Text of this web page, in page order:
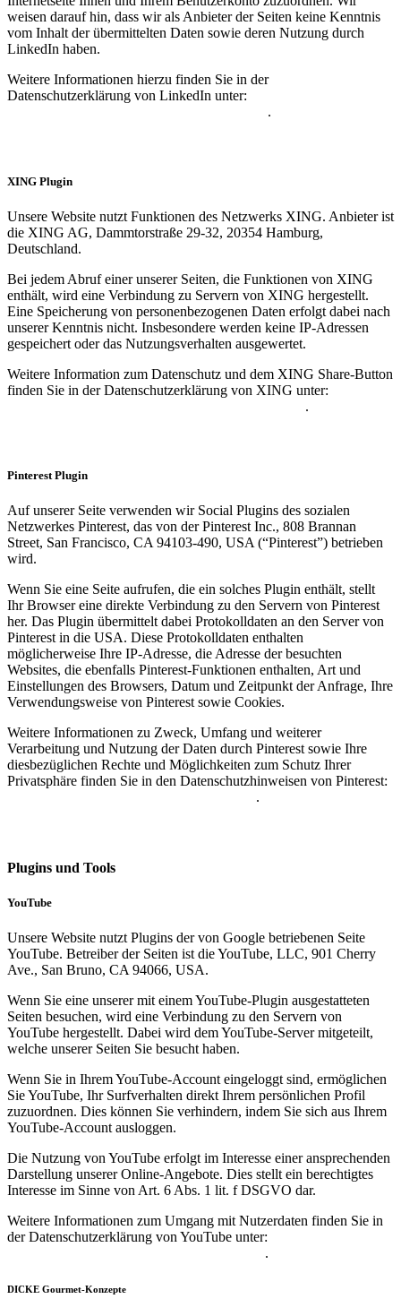
weisen darauf hin, dass wir als Anbieter der Seiten keine Kenntnis
vom Inhalt der übermittelten Daten sowie deren Nutzung durch
LinkedIn haben.
Weitere Informationen hierzu finden Sie in der
Datenschutzerklärung von LinkedIn unter:
.
XING Plugin
Unsere Website nutzt Funktionen des Netzwerks XING. Anbieter ist
die XING AG, Dammtorstraße 29-32, 20354 Hamburg,
Deutschland.
Bei jedem Abruf einer unserer Seiten, die Funktionen von XING
enthält, wird eine Verbindung zu Servern von XING hergestellt.
Eine Speicherung von personenbezogenen Daten erfolgt dabei nach
unserer Kenntnis nicht. Insbesondere werden keine IP-Adressen
gespeichert oder das Nutzungsverhalten ausgewertet.
Weitere Information zum Datenschutz und dem XING Share-Button
finden Sie in der Datenschutzerklärung von XING unter:
.
Pinterest Plugin
Auf unserer Seite verwenden wir Social Plugins des sozialen
Netzwerkes Pinterest, das von der Pinterest Inc., 808 Brannan
Street, San Francisco, CA 94103-490, USA (“Pinterest”) betrieben
wird.
Wenn Sie eine Seite aufrufen, die ein solches Plugin enthält, stellt
Ihr Browser eine direkte Verbindung zu den Servern von Pinterest
her. Das Plugin übermittelt dabei Protokolldaten an den Server von
Pinterest in die USA. Diese Protokolldaten enthalten
möglicherweise Ihre IP-Adresse, die Adresse der besuchten
Websites, die ebenfalls Pinterest-Funktionen enthalten, Art und
Einstellungen des Browsers, Datum und Zeitpunkt der Anfrage, Ihre
Verwendungsweise von Pinterest sowie Cookies.
Weitere Informationen zu Zweck, Umfang und weiterer
Verarbeitung und Nutzung der Daten durch Pinterest sowie Ihre
diesbezüglichen Rechte und Möglichkeiten zum Schutz Ihrer
Privatsphäre finden Sie in den Datenschutzhinweisen von Pinterest:
.
Plugins und Tools
YouTube
Unsere Website nutzt Plugins der von Google betriebenen Seite
YouTube. Betreiber der Seiten ist die YouTube, LLC, 901 Cherry
Ave., San Bruno, CA 94066, USA.
Wenn Sie eine unserer mit einem YouTube-Plugin ausgestatteten
Seiten besuchen, wird eine Verbindung zu den Servern von
YouTube hergestellt. Dabei wird dem YouTube-Server mitgeteilt,
welche unserer Seiten Sie besucht haben.
Wenn Sie in Ihrem YouTube-Account eingeloggt sind, ermöglichen
Sie YouTube, Ihr Surfverhalten direkt Ihrem persönlichen Profil
zuzuordnen. Dies können Sie verhindern, indem Sie sich aus Ihrem
YouTube-Account ausloggen.
Die Nutzung von YouTube erfolgt im Interesse einer ansprechenden
Darstellung unserer Online-Angebote. Dies stellt ein berechtigtes
Interesse im Sinne von Art. 6 Abs. 1 lit. f DSGVO dar.
Weitere Informationen zum Umgang mit Nutzerdaten finden Sie in
der Datenschutzerklärung von YouTube unter:
.
DICKE Gourmet-Konzepte